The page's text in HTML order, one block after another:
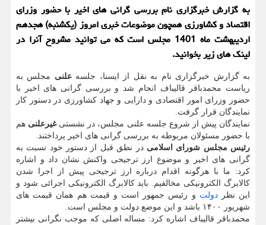
به گزارش خبرگزاری نام بررسی گرانی های اخیر با حضور وزرای
اقتصاد و کشاورزی همچون موضوعات خبری امروز (یکشنبه) هجدهم
اردیبهشت ماه 1401 مجلس است که می توانید مشروح آنرا در
لینک های زیر بخوانید.
به گزارش خبرگزاری نام به نقل از ایسنا، جلسه علنی مجلس به
ریاست محمدباقر قالیباف انجام شد و بررسی گرانی های اخیر با
حضور وزرای امور اقتصادی و دارایی و جهاد کشاورزی در دستور کار
نمایندگان قرار گرفت.
نمایندگان پیش از شروع جلسه علنی مجلس، در نشستیغیرعلنی هم
با حضور مسئولان مربوطه به بررسی گرانی های اخیر پرداختند.
رئیس مجلس شورای اسلامی در نطق قبل از دستور خود نسبت به
گرانی های اخیر و موضوع ارز ترجیحی واکنش نشان داد و اشاره
کرد: ما با هرگونه اقدام درباره ارز ترجیحی پیش از اجرا شدن
کالابرگ الکترونیکی مخالفیم. باید کالابرگ الکترونیکی اجرائی شود و
این نظردولت و رئیس جمهور است و قیمت هم همان قیمت های
شهریور ۱۴۰۰ باشد و این موضع دولت و مجلس است.
محمدباقر قالیباف اشاره کرد: مساله اصلی که موجب نگرانی بیشتر